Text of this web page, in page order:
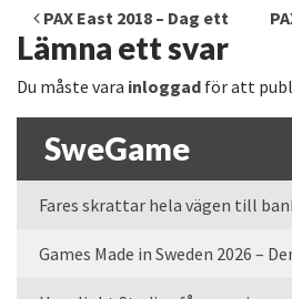
Inläggsnavigering
PAX East 2018 – Dag ett
Lämna ett svar
Du måste vara inloggad för att
SweGame
Fares skrattar hela vägen till